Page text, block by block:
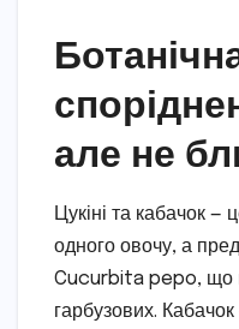
але не
Цукіні та кабачок —
одного овочу, а
Cucurbita pepo, що
гарбузових.